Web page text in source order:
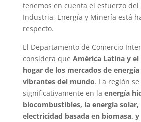
tenemos en cuenta el esfuerzo
Industria, Energía y Minería está
respecto.
El Departamento de Comercio
considera que América Latina y el
hogar de los mercados de
vibrantes del mundo. La región
significativamente en la energía
biocombustibles, la energía solar,
electricidad basada en biomasa,